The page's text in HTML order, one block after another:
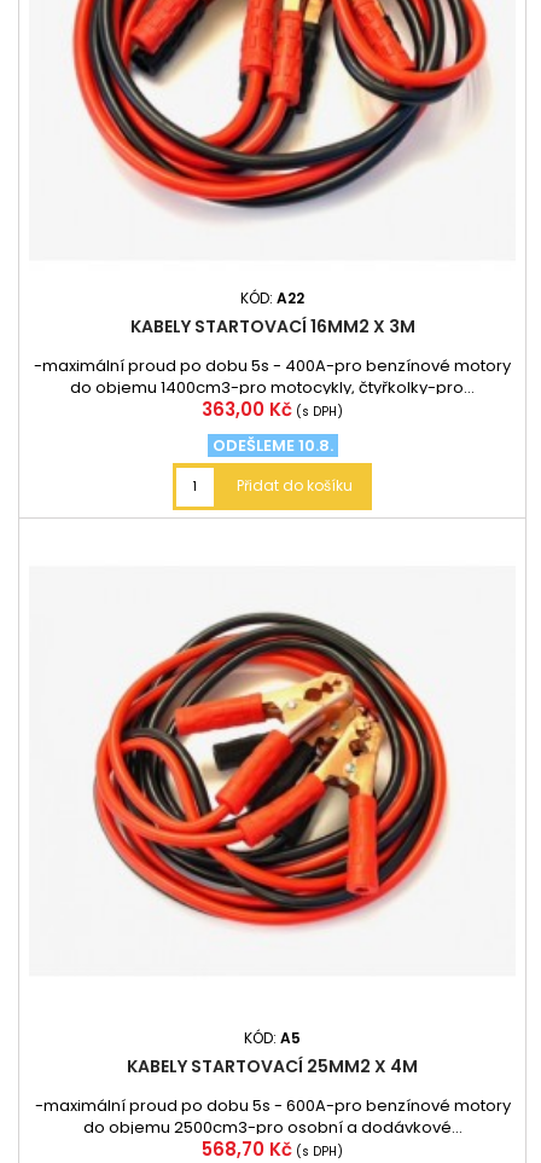
KÓD: A22
KABELY STARTOVACÍ 16MM2 X 3M
-maximální proud po dobu 5s - 400A-pro benzínové motory
do objemu 1400cm3-pro motocykly, čtyřkolky-pro...
Cena
363,00 Kč (s DPH)
ODEŠLEME 10.8.
Přidat do košíku
KÓD: A5
KABELY STARTOVACÍ 25MM2 X 4M
-maximální proud po dobu 5s - 600A-pro benzínové motory
do objemu 2500cm3-pro osobní a dodávkové...
Cena
568,70 Kč (s DPH)